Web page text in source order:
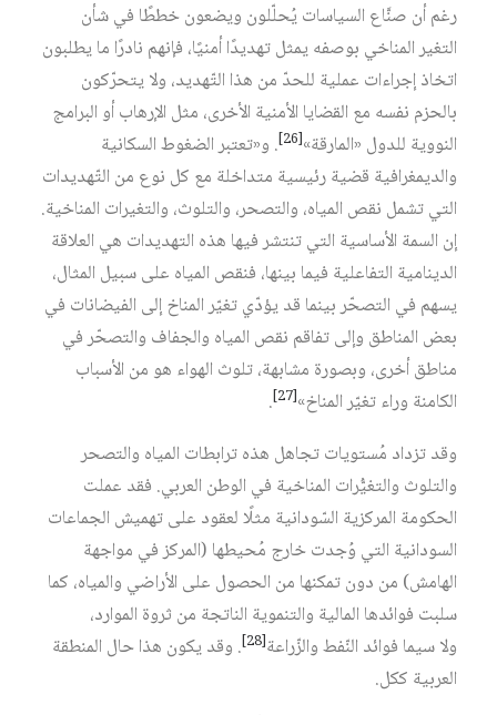
رغم أن صنَّاع السياسات يُحلّلون ويضعون خططًا في شأن
التغير المناخي بوصفه يمثل تهديدًا أمنيًا، فإنهم نادرًا ما يطلبون
اتخاذ إجراءات عملية للحدّ من هذا التّهديد، ولا يتحرّكون
بالحزم نفسه مع القضايا الأمنية الأخرى، مثل الإرهاب أو البرامج
النووية للدول «المارقة»‏[26]
. و«تعتبر الضغوط السكانية
والديمغرافية قضية رئيسية متداخلة مع كل نوع من التّهديدات
التي تشمل نقص المياه، والتصحر، والتلوث، والتغيرات المناخية.
إن السمة الأساسية التي تنتشر فيها هذه التهديدات هي العلاقة
الدينامية التفاعلية فيما بينها، فنقص المياه على سبيل المثال،
يسهم في التصحّر بينما قد يؤدّي تغيّر المناخ إلى الفيضانات في
بعض المناطق وإلى تفاقم نقص المياه والجفاف والتصحّر في
مناطق أخرى، وبصورة مشابهة، تلوث الهواء هو من الأسباب
الكامنة وراء تغيّر المناخ»‏[27]
.
وقد تزداد مُستويات تجاهل هذه ترابطات المياه والتصحر
والتلوث والتغيُّرات المناخية في الوطن العربي. فقد عملت
الحكومة المركزية السّودانية مثلًا لعقود على تهميش الجماعات
السودانية التي وُجدت خارج مُحيطها (المركز في مواجهة
الهامش) من دون تمكنها من الحصول على الأراضي والمياه، كما
سلبت فوائدها المالية والتنموية الناتجة من ثروة الموارد،
ولا سيما فوائد النّفط والزّراعة‏[28]
. وقد يكون هذا حال المنطقة
العربية ككل.